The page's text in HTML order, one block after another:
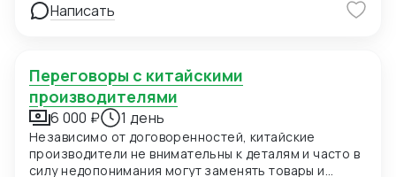
Написать
Переговоры с китайскими
производителями
6 000 ₽ 1 день
Независимо от договоренностей, китайские
производители не внимательны к деталям и часто в
силу недопонимания могут заменять товары и